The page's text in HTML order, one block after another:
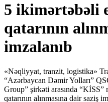
5 ikimərtəbəli
qatarının
imzalanıb
«Nəqliyyat, tranzit, logistika»
“Azərbaycan Dəmir Yolları”
Group” şirkəti arasında
qatarının alınmasına dair saziş